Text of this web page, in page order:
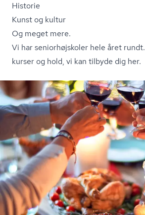
Historie
Kunst og kultur
Og meget mere.
Vi har se­ni­o­r­højsko­ler hele året rundt.
kurser og hold, vi kan tilbyde dig her.